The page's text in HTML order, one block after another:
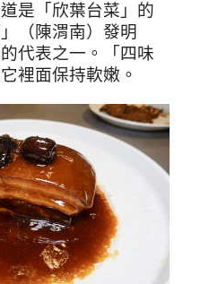
是「欣葉台菜」的
（陳渭南）發明
代表之一。「四味
裡面保持軟嫩。